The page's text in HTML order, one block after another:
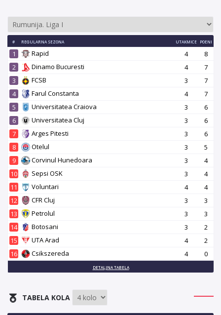
# REGULARNA SEZONA UTAKMICE POENI
1 Rapid 4
8
2
Dinamo Bucuresti 4
7
3
FCSB 3
7
4
Farul Constanta 4
7
5
Universitatea Craiova 3
6
6
Universitatea Cluj 3
6
7
Arges Pitesti 3
6
8
Otelul 3
5
9
Corvinul Hunedoara 3
4
10
Sepsi OSK 3
4
11
Voluntari 4
4
12
CFR Cluj 3
3
13
Petrolul 3
3
14
Botosani 3
2
15
UTA Arad 4
2
16
Csikszereda 4 0
DETALJNA TABELA
TABELA KOLA